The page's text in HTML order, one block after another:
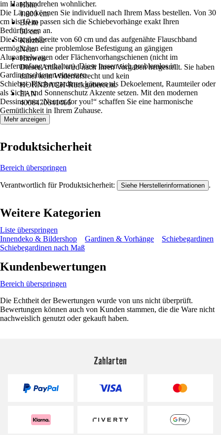
Höhe
1.000 cm
Breite
60 cm
Kürzbar
Nein
Hinweis
Dieser Artikel wird nach Ihren Vorgaben hergestellt. Sie haben
daher kein Widerrufsrecht und kein
HORNBACH‑Rückgaberecht.
EAN
4006470641466
im Handumdrehen wohnlicher.
Die Länge können Sie individuell nach Ihrem Mass bestellen. Von 30
cm bis 10 m passen sich die Schiebevorhänge exakt Ihren
Bedürfnissen an.
Die Standardbreite von 60 cm und das aufgenähte Flauschband
ermöglichen eine problemlose Befestigung an gängigen
Alupaneelwagen oder Flächenvorhangschienen (nicht im
Lieferumfang enthalten). Diese lassen sich problemlos in
Gardinenschienen einsetzen.
Schiebe/- Flächengardinen können als Dekoelement, Raumteiler oder
als Sicht- und Sonnenschutz Akzente setzen. Mit den modernen
Dessins von „Neutex for you!“ schaffen Sie eine harmonische
Gemütlichkeit in Ihrem Zuhause.
Mehr anzeigen
Produktsicherheit
Bereich überspringen
Verantwortlich für Produktsicherheit: Siehe Herstellerinformationen .
Weitere Kategorien
Liste überspringen
Innendeko & Bildershop
Gardinen & Vorhänge
Schiebegardinen
Schiebegardinen nach Maß
Kundenbewertungen
Bereich überspringen
Die Echtheit der Bewertungen wurde von uns nicht überprüft.
Bewertungen können auch von Kunden stammen, die die Ware nicht
nachweislich genutzt oder gekauft haben.
Zahlarten